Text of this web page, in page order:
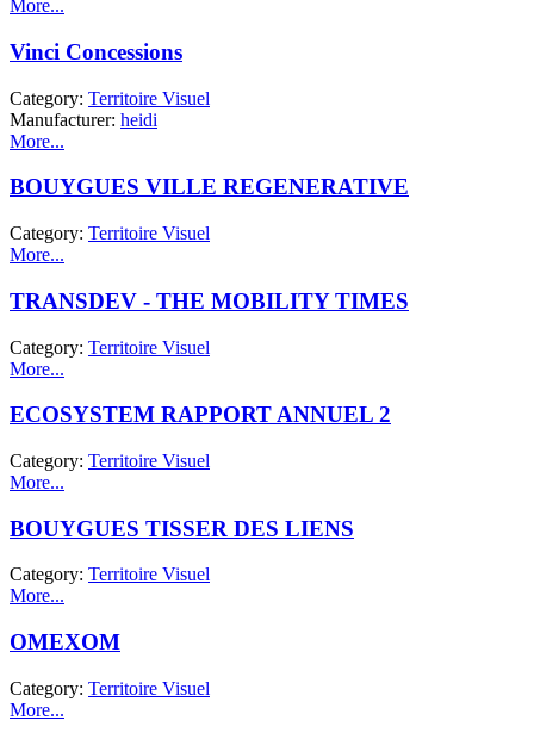
More...
Vinci Concessions
Category: Territoire Visuel
Manufacturer: heidi
More...
BOUYGUES VILLE REGENERATIVE
Category: Territoire Visuel
More...
TRANSDEV - THE MOBILITY TIMES
Category: Territoire Visuel
More...
ECOSYSTEM RAPPORT ANNUEL 2
Category: Territoire Visuel
More...
BOUYGUES TISSER DES LIENS
Category: Territoire Visuel
More...
OMEXOM
Category: Territoire Visuel
More...